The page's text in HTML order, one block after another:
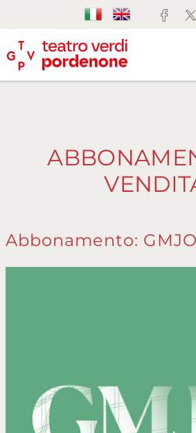
Abbonamento: